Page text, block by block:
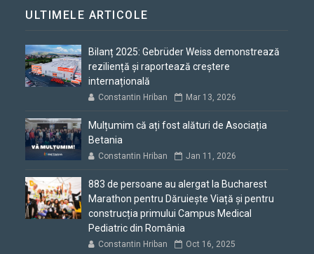
ULTIMELE ARTICOLE
Bilanț 2025: Gebrüder Weiss demonstrează
reziliență și raportează creștere
internațională
Constantin Hriban Mar 13, 2026
Mulțumim că ați fost alături de Asociația
Betania
Constantin Hriban Jan 11, 2026
883 de persoane au alergat la Bucharest
Marathon pentru Dăruiește Viață și pentru
construcția primului Campus Medical
Pediatric din România
Constantin Hriban Oct 16, 2025